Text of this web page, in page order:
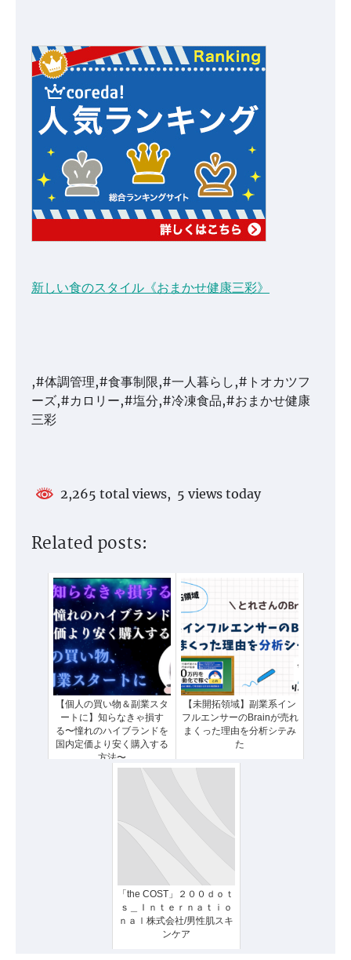
新しい食のスタイル《おまかせ健康三彩》
,#体調管理,#食事制限,#一人暮らし,#トオカツフ
ーズ,#カロリー,#塩分,#冷凍食品,#おまかせ健康
三彩
2,265 total views, 5 views today
Related posts:
【個人の買い物＆副業スタ
ートに】知らなきゃ損す
る〜憧れのハイブランドを
国内定価より安く購入する
方法〜
【未開拓領域】副業系イン
フルエンサーのBrainが売れ
まくった理由を分析シテみ
た
「the COST」２００ｄｏｔ
ｓ＿Ｉｎｔｅｒｎａｔｉｏ
ｎａｌ株式会社/男性肌スキ
ンケア